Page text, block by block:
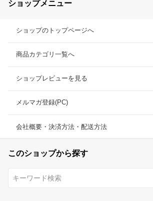
ショップメニュー
ショップのトップページへ
商品カテゴリ一覧へ
ショップレビューを見る
メルマガ登録(PC)
会社概要・決済方法・配送方法
このショップから探す